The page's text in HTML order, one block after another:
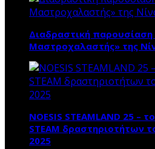
Διαδραστική παρουσίαση
Μαστροχαλαστής» της
NOESIS STEAMLAND 25 –
STEAM δραστηριοτήτων
2025